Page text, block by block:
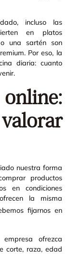
incluso las
en platos
una sartén son
Por eso, la
diaria: cuanto
nuestra forma
productos
en condiciones
la misma
fijarnos en
ofrezca
corte, raza, edad